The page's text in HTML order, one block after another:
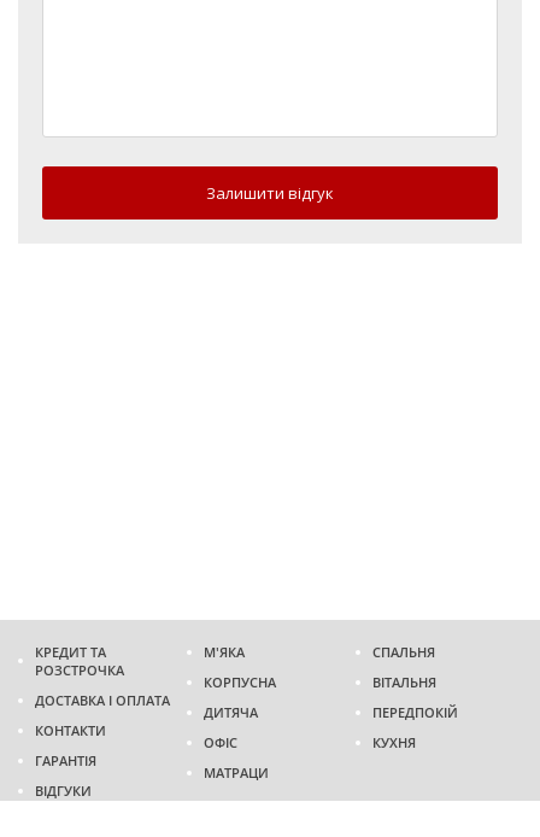
Залишити відгук
КРЕДИТ ТА
РОЗСТРОЧКА
ДОСТАВКА І ОПЛАТА
КОНТАКТИ
ГАРАНТІЯ
ВІДГУКИ
М'ЯКА
КОРПУСНА
ДИТЯЧА
ОФІС
МАТРАЦИ
СПАЛЬНЯ
ВІТАЛЬНЯ
ПЕРЕДПОКІЙ
КУХНЯ